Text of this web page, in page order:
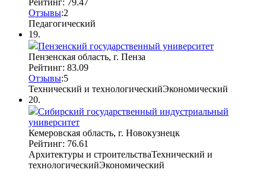
Отзывы:2
Педагогический
19.
Пензенский государственный университет
Пензенская область, г. Пенза
Рейтинг: 83.09
Отзывы:5
Технический и технологическийЭкономический
20.
Сибирский государственный индустриальный
университет
Кемеровская область, г. Новокузнецк
Рейтинг: 76.61
Архитектуры и строительстваТехнический и
технологическийЭкономический